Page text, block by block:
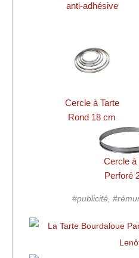
anti-adhésive
Cercle à Tarte
Rond 18 cm
Cercle à
Perforé
#publicité,